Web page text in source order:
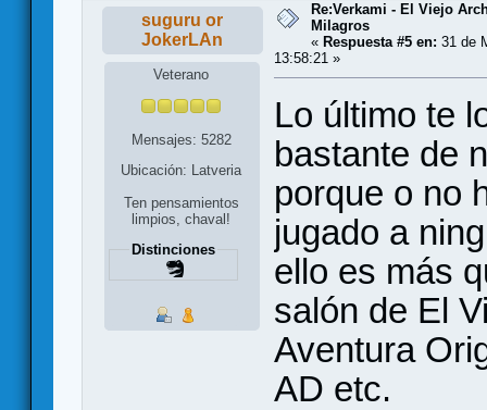
suguru or
JokerLAn
Veterano
Mensajes: 5282
Ubicación: Latveria
Ten pensamientos
limpios, chaval!
Distinciones
Re:Verkami - El Viejo
Milagros
« Respuesta #5 en: 31 de
13:58:21 »
Lo último te
bastante de
porque o no
jugado a
ello es más
salón de El
Aventura
AD etc.